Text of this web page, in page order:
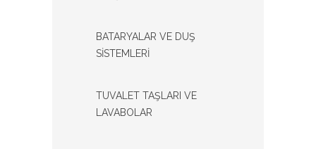
BATARYALAR VE DUŞ
SİSTEMLERİ
TUVALET TAŞLARI VE
LAVABOLAR